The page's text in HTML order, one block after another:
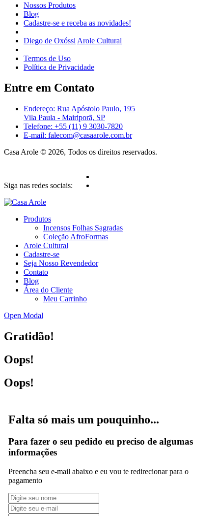
Nossos Produtos
Blog
Cadastre-se e receba as novidades!
Diego de Oxóssi Arole Cultural
Termos de Uso
Política de Privacidade
Entre em Contato
Endereço: Rua Apóstolo Paulo, 195
Vila Paula - Mairiporã, SP
Telefone: +55 (11) 9 3030-7820
E-mail: falecom@casaarole.com.br
Casa Arole © 2026, Todos os direitos reservados.
Siga nas redes sociais:
Produtos
Incensos Folhas Sagradas
Coleção AfroFormas
Arole Cultural
Cadastre-se
Seja Nosso Revendedor
Contato
Blog
Área do Cliente
Meu Carrinho
Open Modal
Gratidão!
Oops!
Oops!
Falta só mais um pouquinho...
Para fazer o seu pedido eu preciso de algumas
informações
Preencha seu e-mail abaixo e eu vou te redirecionar para o
pagamento